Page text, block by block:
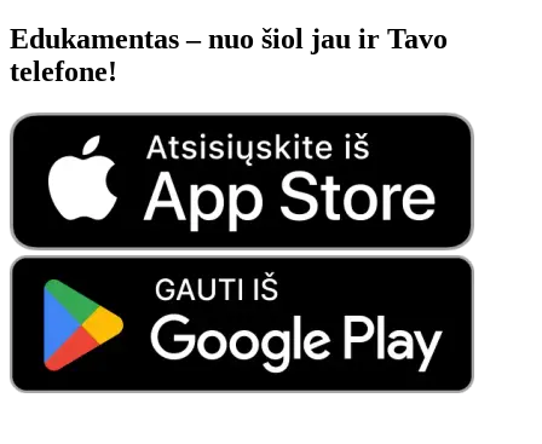
Edukamentas – nuo šiol jau ir Tavo
telefone!